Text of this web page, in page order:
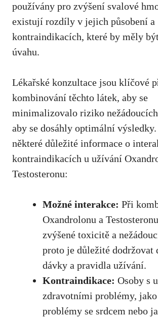
používány pro zvýšení svalové
existují rozdíly v jejich působení a
kontraindikacích, které by měly
úvahu.
Lékařské konzultace jsou klíčové
kombinování těchto látek, aby se
minimalizovalo riziko
aby se dosáhly optimální
některé důležité informace o
kontraindikacích u užívání
Testosteronu:
Možné interakce: Při
Oxandrolonu a
zvýšené toxicitě a
proto je důležité dodržovat
dávky a pravidla užívání.
Kontraindikace: Osoby s
zdravotními problémy,
problémy se srdcem nebo